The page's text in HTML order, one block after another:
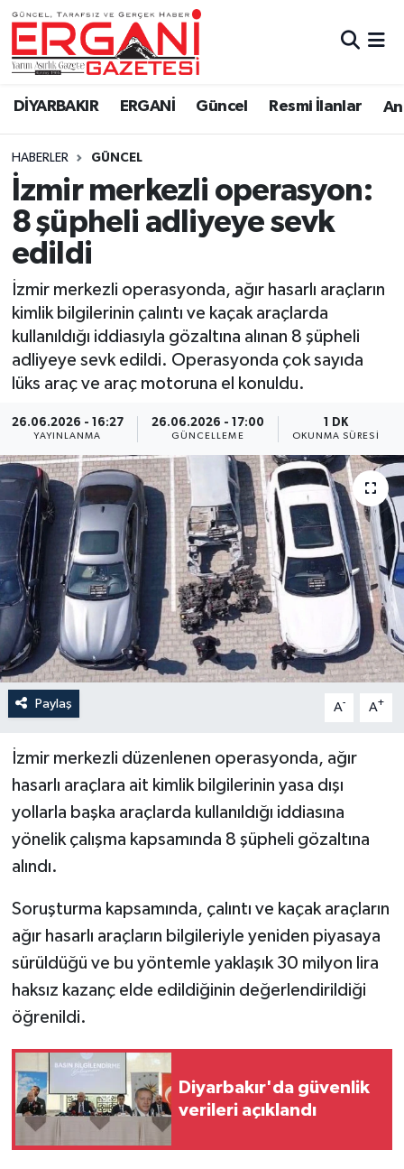
DİYARBAKIR ERGANİ Güncel Resmi İlanlar
HABERLER GÜNCEL
İzmir merkezli operasyon:
8 şüpheli adliyeye sevk
edildi
İzmir merkezli operasyonda, ağır hasarlı araçların
kimlik bilgilerinin çalıntı ve kaçak araçlarda
kullanıldığı iddiasıyla gözaltına alınan 8 şüpheli
adliyeye sevk edildi. Operasyonda çok sayıda
lüks araç ve araç motoruna el konuldu.
26.06.2026 - 16:27
YAYINLANMA
26.06.2026 - 17:00
GÜNCELLEME
1 DK
OKUNMA SÜRESI
Paylaş A- A+
İzmir merkezli düzenlenen operasyonda, ağır
hasarlı araçlara ait kimlik bilgilerinin yasa dışı
yollarla başka araçlarda kullanıldığı iddiasına
yönelik çalışma kapsamında 8 şüpheli gözaltına
alındı.
Soruşturma kapsamında, çalıntı ve kaçak araçların
ağır hasarlı araçların bilgileriyle yeniden piyasaya
sürüldüğü ve bu yöntemle yaklaşık 30 milyon lira
haksız kazanç elde edildiğinin değerlendirildiği
öğrenildi.
Diyarbakır'da güvenlik
verileri açıklandı
DİYARBAKIR
BİSMİL
BAĞLAR
ERGANİ
Güncel
Eği̇ti̇m
Resmi İlanlar
Sağlık
Si̇yaset
Spor
Yaşam
Anali̇z
Bi̇li̇m & Teknoloji̇
Dünya
Eği̇ti̇m
Ergani Nöbetçi Eczaneler
Ergani Hava Durumu
Ergani Trafik Yoğunluk Haritası
Süper Lig Puan Durumu ve Fikstür
Tüm Manşetler
Son Dakika Haberleri
Haber Arşivi